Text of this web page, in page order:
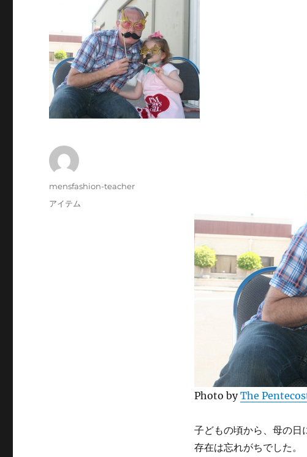
Photo byThe
子どもの頃から、母の日
存在は忘れがちでした。
投
mensfashion-teacher
投
カ
アイテム